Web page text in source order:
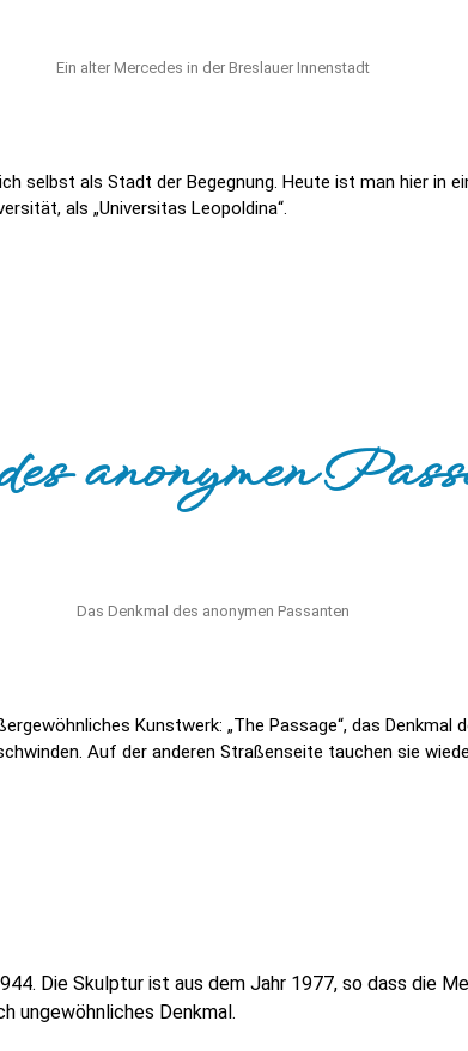
Ein alter Mercedes in der Breslauer Innenstadt
selbst als Stadt der Begegnung. Heute ist man hier in
als „Universitas Leopoldina“.
anonymen
Das Denkmal des anonymen Passanten
Kunstwerk: „The Passage“, das Denkmal
Auf der anderen Straßenseite tauchen sie
Die Skulptur ist aus dem Jahr 1977, so dass die
ungewöhnliches Denkmal.